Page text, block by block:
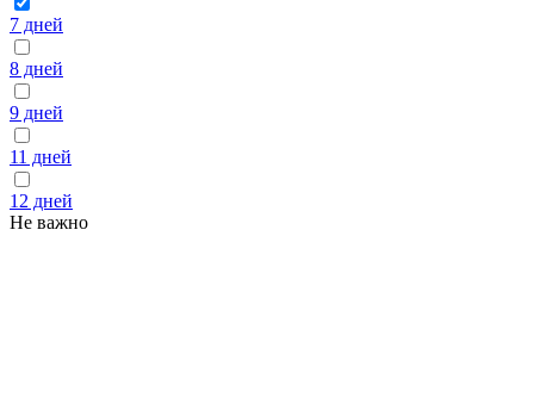
7 дней
8 дней
9 дней
11 дней
12 дней
Не важно